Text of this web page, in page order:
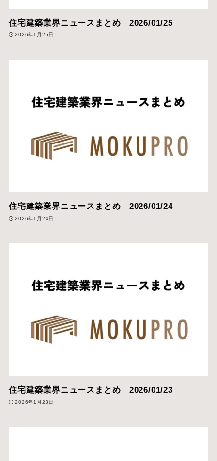
住宅建築業界ニュースまとめ 2026/01/25
2026年1月25日
住宅建築業界ニュースまとめ 2026/01/24
2026年1月24日
住宅建築業界ニュースまとめ 2026/01/23
2026年1月23日